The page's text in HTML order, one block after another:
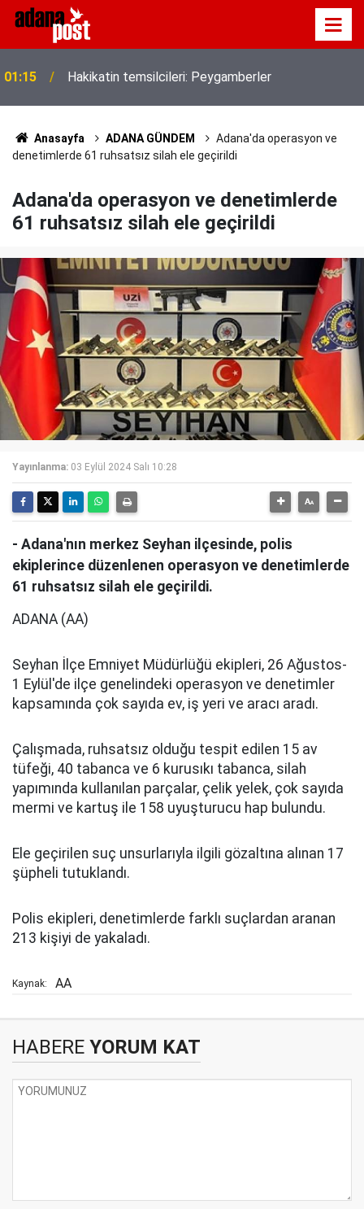
22:38
renk katıyor
Anasayfa ADANA GÜNDEM
Adana'da operasyon ve
denetimlerde 61 ruhsatsız silah ele geçirildi
Adana'da operasyon ve denetimlerde
61 ruhsatsız silah ele geçirildi
Yayınlanma: 03 Eylül 2024 Salı 10:28
- Adana'nın merkez Seyhan ilçesinde, polis
ekiplerince düzenlenen operasyon ve denetimlerde
61 ruhsatsız silah ele geçirildi.
ADANA (AA)
Seyhan İlçe Emniyet Müdürlüğü ekipleri, 26 Ağustos-
1 Eylül'de ilçe genelindeki operasyon ve denetimler
kapsamında çok sayıda ev, iş yeri ve aracı aradı.
Çalışmada, ruhsatsız olduğu tespit edilen 15 av
tüfeği, 40 tabanca ve 6 kurusıkı tabanca, silah
yapımında kullanılan parçalar, çelik yelek, çok sayıda
mermi ve kartuş ile 158 uyuşturucu hap bulundu.
Ele geçirilen suç unsurlarıyla ilgili gözaltına alınan 17
şüpheli tutuklandı.
Polis ekipleri, denetimlerde farklı suçlardan aranan
213 kişiyi de yakaladı.
Kaynak: AA
HABERE YORUM KAT